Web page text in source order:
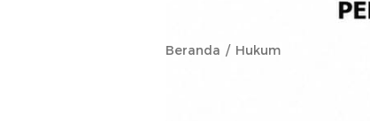
Beranda Hukum
Kapolsek